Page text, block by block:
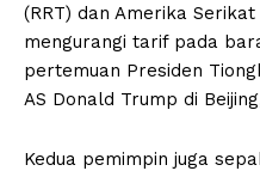
(RRT) dan Amerika
mengurangi tarif pada
pertemuan Presiden
AS Donald Trump di
Kedua pemimpin juga